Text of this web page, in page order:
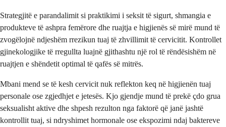
Strategjitë e parandalimit si praktikimi i seksit të sigurt, shmangia e
produkteve të ashpra femërore dhe ruajtja e higjienës së mirë mund të
zvogëlojnë ndjeshëm rrezikun tuaj të zhvillimit të cervicitit. Kontrollet
gjinekologjike të rregullta luajnë gjithashtu një rol të rëndësishëm në
ruajtjen e shëndetit optimal të qafës së mitrës.
Mbani mend se të kesh cervicit nuk reflekton keq në higjienën tuaj
personale ose zgjedhjet e jetesës. Kjo gjendje mund të prekë çdo grua
seksualisht aktive dhe shpesh rezulton nga faktorë që janë jashtë
kontrollit tuaj, si ndryshimet hormonale ose ekspozimi ndaj baktereve